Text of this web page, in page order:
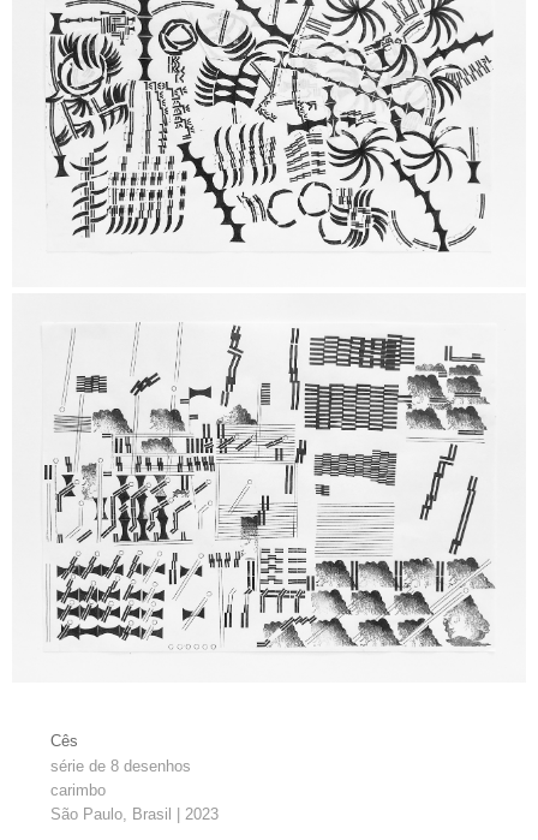
Sem legenda
Sem legenda
Cês
série de 8 desenhos
carimbo
São Paulo, Brasil | 2023